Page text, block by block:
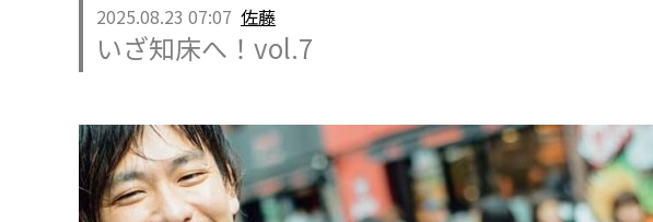
2025.08.23 07:07 佐藤
いざ知床へ！vol.7